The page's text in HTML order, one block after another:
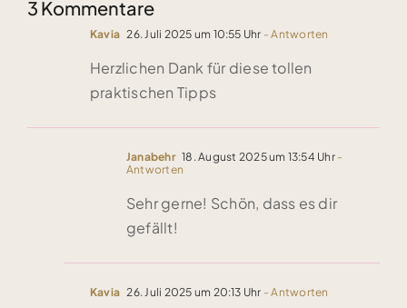
zu tun hat
3 Kommentare
Kavia 26. Juli 2025 um 10:55 Uhr - Antworten
Herzlichen Dank für diese tollen
praktischen Tipps
Janabehr 18. August 2025 um 13:54 Uhr-
Antworten
Sehr gerne! Schön, dass es dir
gefällt!
Kavia 26. Juli 2025 um 20:13 Uhr - Antworten